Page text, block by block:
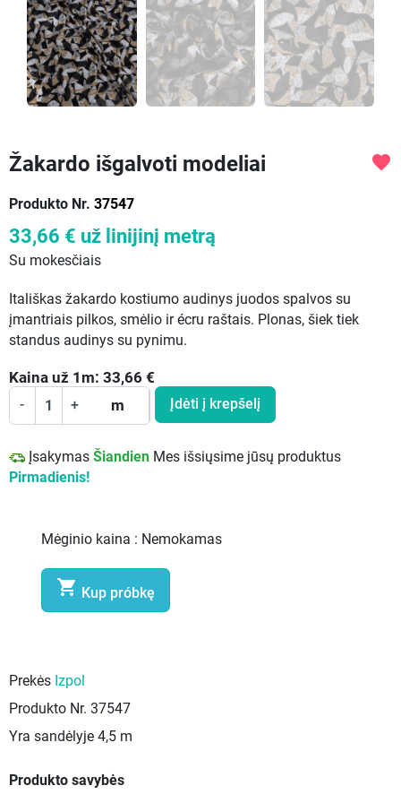
Žakardo išgalvoti modeliai
Produkto Nr. 37547
favorite
33,66 € už linijinį metrą
Su mokesčiais
Itališkas žakardo kostiumo audinys juodos spalvos su
įmantriais pilkos, smėlio ir écru raštais. Plonas, šiek tiek
standus audinys su pynimu.
Kaina už 1 m: 33,66 €
- + m Įdėti į krepšelį
Įsakymas Šiandien Mes išsiųsime jūsų produktus
Pirmadienis!
Mėginio kaina : Nemokamas
 Kup próbkę
Prekės Izpol
Produkto Nr. 37547
Yra sandėlyje 4,5 m
Produkto savybės